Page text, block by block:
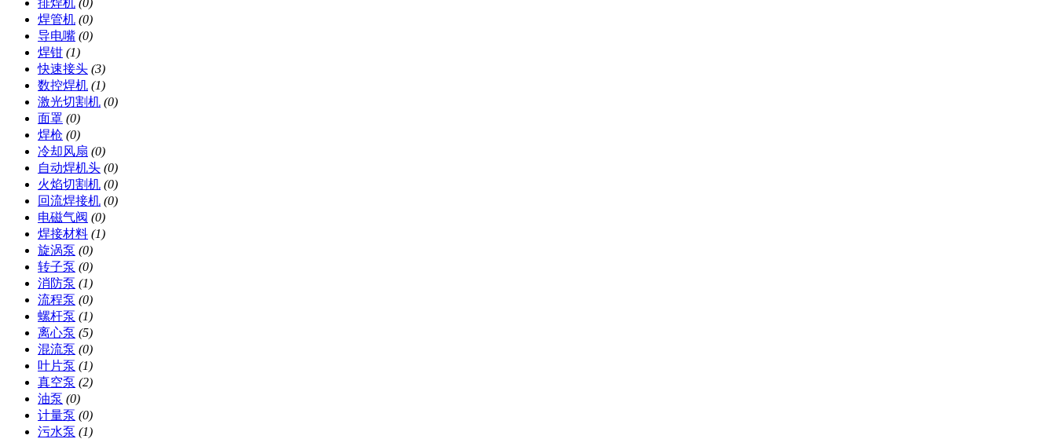
排焊机 (0)
焊管机 (0)
导电嘴 (0)
焊钳 (1)
快速接头 (3)
数控焊机 (1)
激光切割机 (0)
面罩 (0)
焊枪 (0)
冷却风扇 (0)
自动焊机头 (0)
火焰切割机 (0)
回流焊接机 (0)
电磁气阀 (0)
焊接材料 (1)
旋涡泵 (0)
转子泵 (0)
消防泵 (1)
流程泵 (0)
螺杆泵 (1)
离心泵 (5)
混流泵 (0)
叶片泵 (1)
真空泵 (2)
油泵 (0)
计量泵 (0)
污水泵 (1)